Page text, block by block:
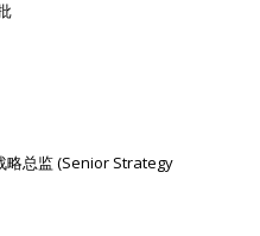
略总监 (Senior Strategy